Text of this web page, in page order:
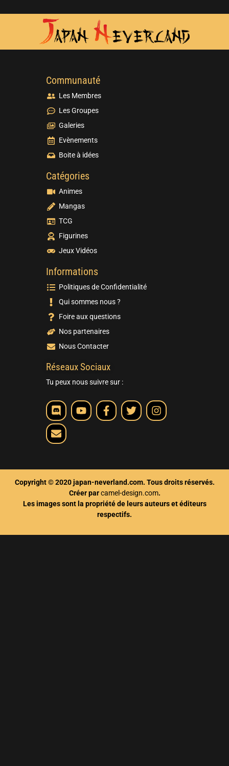
Communauté
Les Membres
Les Groupes
Galeries
Evènements
Boite à idées
Catégories
Animes
Mangas
TCG
Figurines
Jeux Vidéos
Informations
Politiques de Confidentialité
Qui sommes nous ?
Foire aux questions
Nos partenaires
Nous Contacter
Réseaux Sociaux
Tu peux nous suivre sur :
Copyright © 2020 japan-neverland.com. Tous droits réservés.
Créer parcamel-design.com.
Les images sont la propriété de leurs auteurs et éditeurs
respectifs.